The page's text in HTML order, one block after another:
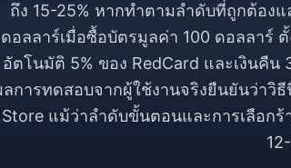
ถึง 15-25% หากทำตามลำดับที่ถูกต้อง
ดอลลาร์เมื่อซื้อบัตรมูลค่า 100 ดอลลาร์
อัตโนมัติ 5% ของ RedCard และเงินคืน
ลการทดสอบจากผู้ใช้งานจริงยืนยันว่าวิ
Store แม้ว่าลำดับขั้นตอนและการเลือก